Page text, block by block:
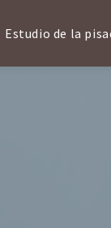
Estudio de la